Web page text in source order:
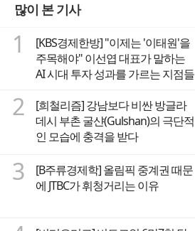
많이 본 기사
1
[KBS경제한방] "이제는 '이태원'을
주목해야" 이선엽 대표가 말하는
AI 시대 투자 성과를 가르는 지점들
2
[희철리즘] 강남보다 비싼 방글라
데시 부촌 굴샨(Gulshan)의 극단적
인 모습에 충격을 받다
3
[B주류경제학] 올림픽 중계권 때문
에 JTBC가 휘청거리는 이유